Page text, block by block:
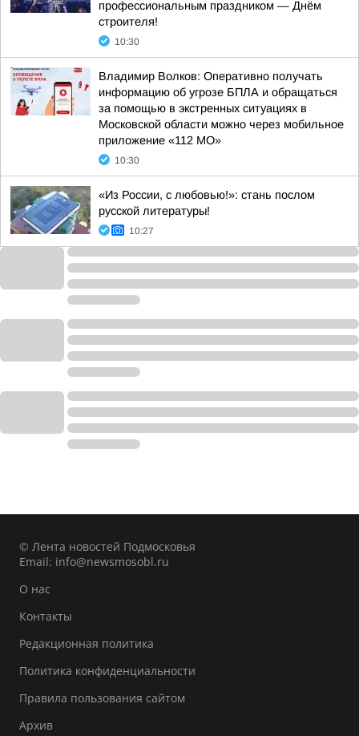
профессиональным праздником — Днём
строителя!
10:30
Владимир Волков: Оперативно получать
информацию об угрозе БПЛА и обращаться
за помощью в экстренных ситуациях в
Московской области можно через мобильное
приложение «112 МО»
10:30
«Из России, с любовью!»: стань послом
русской литературы!
10:27
© Лента новостей Подмосковья
Email: info@newsmosobl.ru
О нас
Контакты
Редакционная политика
Политика конфиденциальности
Правила пользования сайтом
Архив